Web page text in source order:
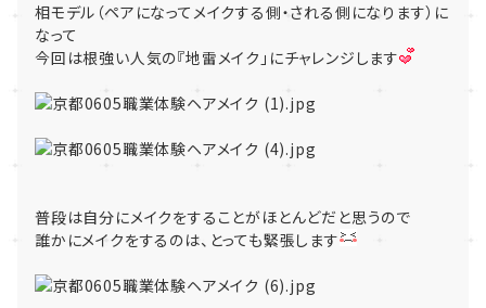
相モデル（ペアになってメイクする側・される側になります）に
なって
今回は根強い人気の『地雷メイク」にチャレンジします
普段は自分にメイクをすることがほとんどだと思うので
誰かにメイクをするのは、とっても緊張します